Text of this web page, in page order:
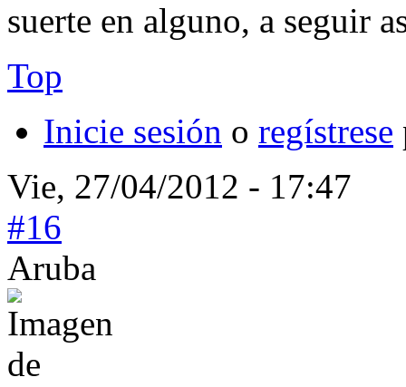
suerte en alguno, a seguir
Top
Inicie sesión o regístrese
Vie, 27/04/2012 - 17:47
#16
Aruba